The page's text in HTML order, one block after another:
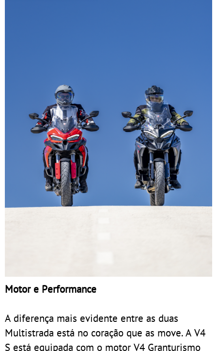
Motor e Performance
A diferença mais evidente entre as duas
Multistrada está no coração que as move. A V4
S está equipada com o motor V4 Granturismo